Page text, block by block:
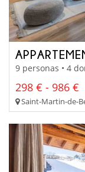
9 personas • 4
298 € - 986 €
Saint-Martin-de-